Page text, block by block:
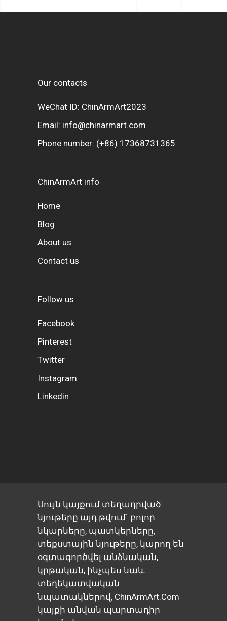
Our contacts
WeChat ID: ChinArmArt2023
Email: info@chinarmart.com
Phone number: (+86) 17368731365
ChinArmArt info
Home
Blog
About us
Contact us
Follow us
Facebook
Pinterest
Twitter
Instagram
Linkedin
Սույն կայքում տեղադրված
նյութերը այդ թվում` բոլոր
նկարները, պատկերները,
տեքստային նյութերը, կարող են
օգտագործվել անձնական,
կրթական, ինչպես նաև
տեղեկատվական
նպատակներով, ChinArmArt.Com
կայքի անվան պարտադիր